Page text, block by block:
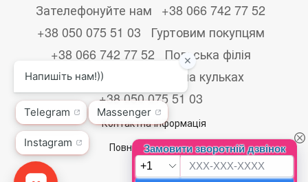
Зателефонуйте нам
+38 066 742 77 52
+38 050 075 51 03
Гуртовим покупцям
+38 066 742 77 52
Польська філія
+48533867723
Друк на кульках
+38 050 075 51 03
Контактна інформація
Повна версія сайту
© 2026